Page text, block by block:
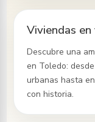
Viviendas
Descubre una
en Toledo:
urbanas hasta
con historia.